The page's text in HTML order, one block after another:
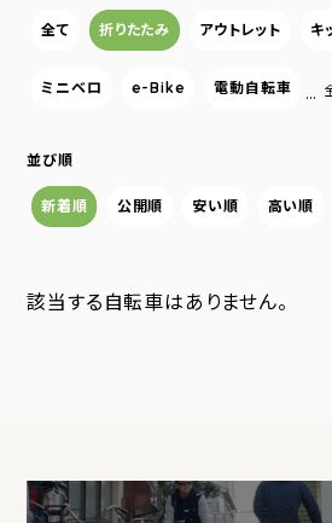
全て 折りたたみ アウトレット キ
ミニベロ e-Bike 電動自転車 …
並び順
新着順 公開順 安い順 高い順
該当する自転車はありません。